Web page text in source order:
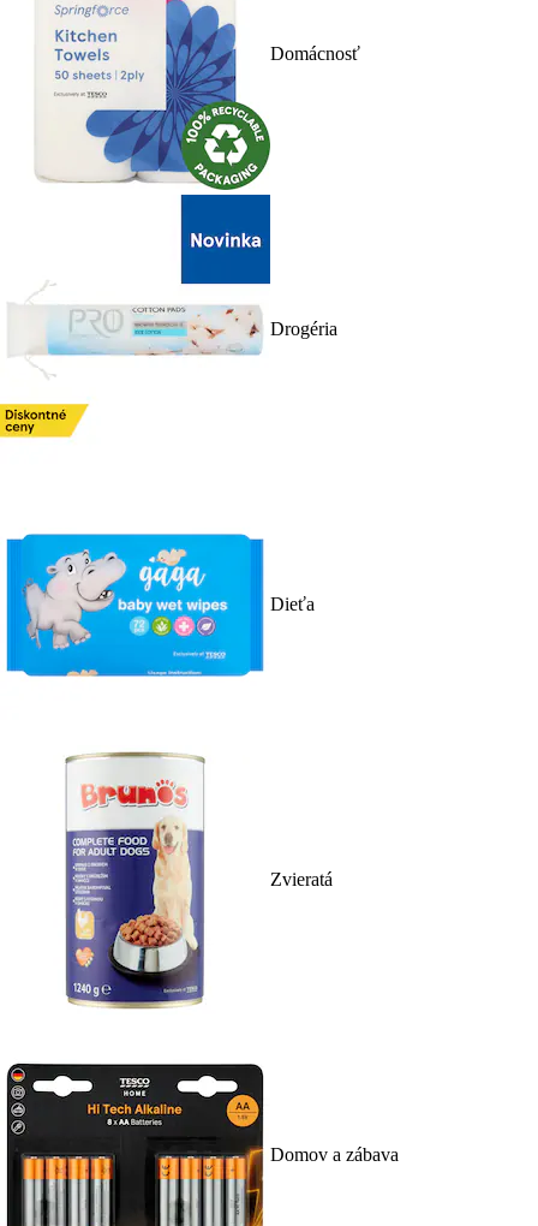
Domácnosť
Drogéria
Dieťa
Zvieratá
Domov a zábava